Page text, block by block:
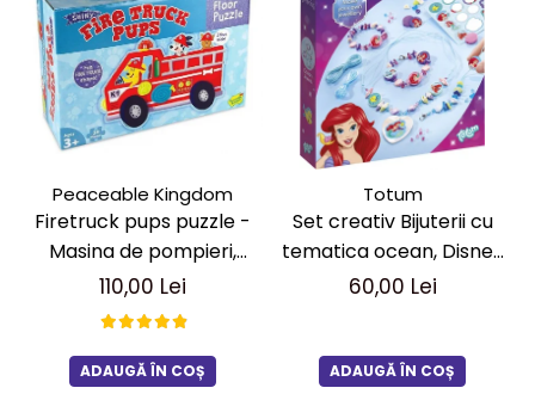
Peaceable Kingdom
Firetruck pups puzzle -
Masina de pompieri,
puzzle mare de podea
110,00 Lei
ADAUGĂ ÎN COȘ
Totum
Set creativ Bijuterii cu
tematica ocean, Disney
Princess
60,00 Lei
ADAUGĂ ÎN COȘ